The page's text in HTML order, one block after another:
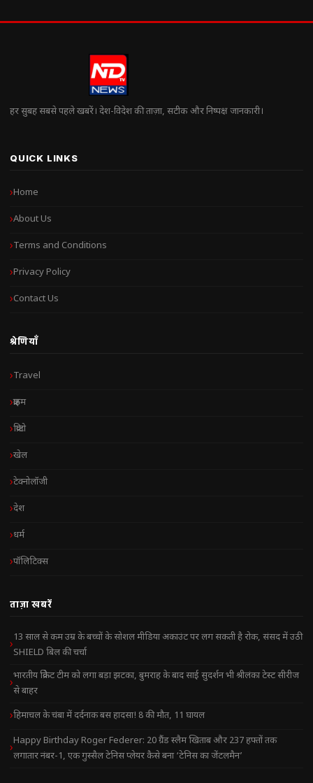
हर सुबह सबसे पहले खबरें। देश-विदेश की ताज़ा, सटीक और निष्पक्ष जानकारी।
QUICK LINKS
Home
About Us
Terms and Conditions
Privacy Policy
Contact Us
श्रेणियाँ
Travel
क्राइम
क्रिप्टो
खेल
टेक्नोलॉजी
देश
धर्म
पॉलिटिक्स
ताज़ा खबरें
13 साल से कम उम्र के बच्चों के सोशल मीडिया अकाउंट पर लग सकती है रोक, संसद में उठी
SHIELD बिल की चर्चा
भारतीय क्रिकेट टीम को लगा बड़ा झटका, बुमराह के बाद साई सुदर्शन भी श्रीलंका टेस्ट सीरीज
से बाहर
हिमाचल के चंबा में दर्दनाक बस हादसा! 8 की मौत, 11 घायल
Happy Birthday Roger Federer: 20 ग्रैंड स्लैम खिताब और 237 हफ्तों तक
लगातार नंबर-1, एक गुस्सैल टेनिस प्लेयर कैसे बना ‘टेनिस का जेंटलमैन’